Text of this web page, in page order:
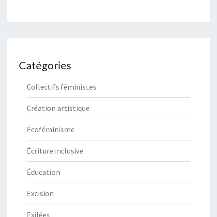
Catégories
Collectifs féministes
Création artistique
Écoféminisme
Écriture inclusive
Éducation
Excision
Exilées